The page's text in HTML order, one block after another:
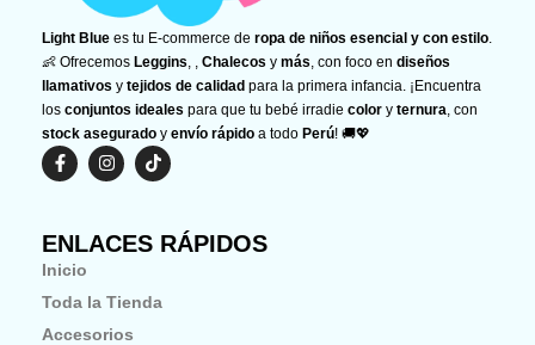
Light Blue es tu E-commerce de ropa de niños esencial y con estilo
👶 Ofrecemos Leggins Chalecos y más , con foco en diseños
llamativos y tejidos de calidad para la primera infancia. ¡Encuentra
los conjuntos ideales para que tu bebé irradie color y ternura , con
stock asegurado y envío rápido a todo Perú! 🚚💖
F
a
c
o
o
k
-
f
I
n
s
g
m
T
i
k
k
ENLACES RÁPIDOS
Inicio
Toda la Tienda
Accesorios